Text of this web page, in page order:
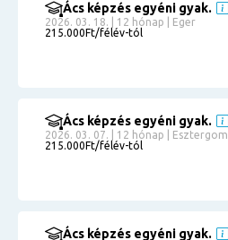
Ács képzés egyéni gyak.
2026. 03. 18. | 12 hónap | Eger
215.000Ft/félév-tól
Ács képzés egyéni gyak.
2026. 03. 07. | 12 hónap | Esztergom
215.000Ft/félév-tól
Ács képzés egyéni gyak.